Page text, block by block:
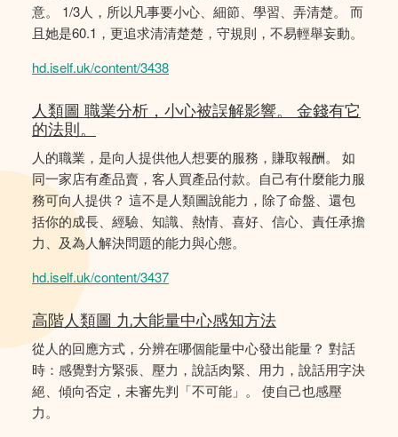
意。 1/3人，所以凡事要小心、細節、學習、弄清楚。 而
且她是60.1，更追求清清楚楚，守規則，不易輕舉妄動。
hd.iself.uk/content/3438
人類圖 職業分析，小心被誤解影響。 金錢有它
的法則。
人的職業，是向人提供他人想要的服務，賺取報酬。 如
同一家店有產品賣，客人買產品付款。自己有什麼能力服
務可向人提供？ 這不是人類圖說能力，除了命盤、還包
括你的成長、經驗、知識、熱情、喜好、信心、責任承擔
力、及為人解決問題的能力與心態。
hd.iself.uk/content/3437
高階人類圖 九大能量中心感知方法
從人的回應方式，分辨在哪個能量中心發出能量？ 對話
時：感覺對方緊張、壓力，說話肉緊、用力，說話用字決
絕、傾向否定，未審先判「不可能」。 使自己也感壓
力。